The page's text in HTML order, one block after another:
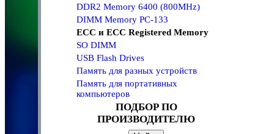
DDR2 Memory 6400 (800MHz)
DIMM Memory PC-133
ECC и ECC Registered Memory
SO DIMM
USB Flash Drives
Память для разных устройств
Память для портативных
компьютеров
ПОДБОР ПО
ПРОИЗВОДИТЕЛЮ